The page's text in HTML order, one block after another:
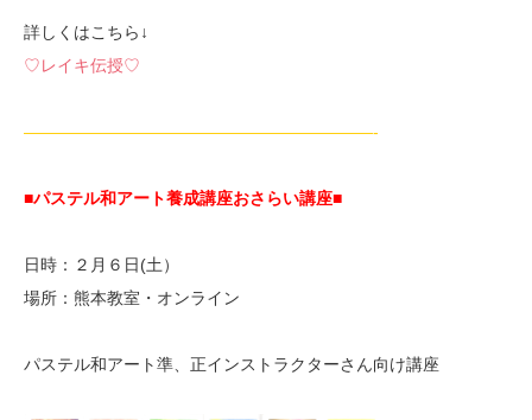
詳しくはこちら↓
♡レイキ伝授♡
—————————————————————-
■パステル和アート養成講座おさらい講座■
日時：２月６日(土）
場所：熊本教室・オンライン
パステル和アート準、正インストラクターさん向け講座